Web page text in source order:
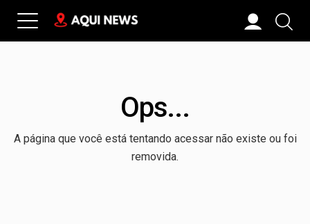
Ops...
A página que você está tentando acessar não existe ou foi
removida.